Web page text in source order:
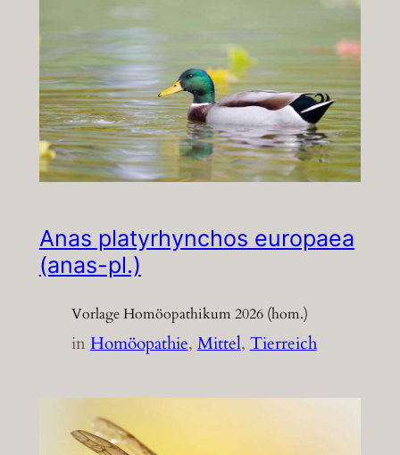
Anas platyrhynchos europaea
(anas-pl.)
Vorlage Homöopathikum 2026 (hom.)
inHomöopathie, Mittel, Tierreich